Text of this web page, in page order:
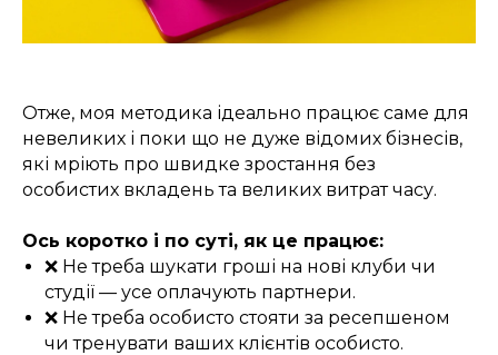
Отже, моя методика ідеально працює саме для
невеликих і поки що не дуже відомих бізнесів,
які мріють про швидке зростання без
особистих вкладень та великих витрат часу.
Ось коротко і по суті, як це працює:
❌ Не треба шукати гроші на нові клуби чи
студії — усе оплачують партнери.
❌ Не треба особисто стояти за ресепшеном
чи тренувати ваших клієнтів особисто.